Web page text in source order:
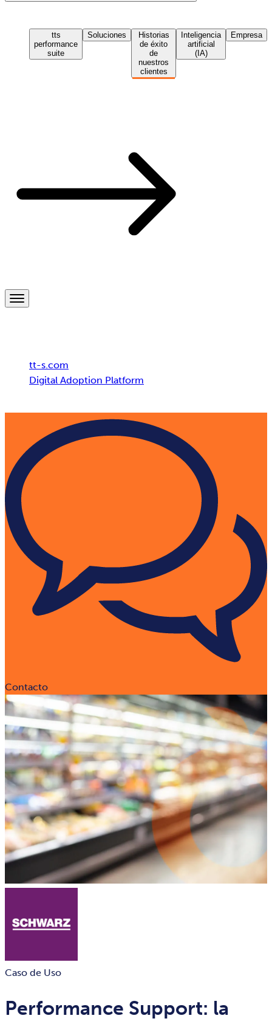
tts
performance
suite
Soluciones
Historias
de éxito
de
nuestros
clientes
Inteligencia
artificial
(IA)
Empresa
tt-s.com
Digital Adoption Platform
Contacto
Caso de Uso
Performance Support: la